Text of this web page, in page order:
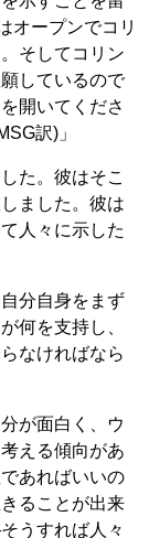
オープンでコリ
そしてコリン
しているので
開いてくださ
訳)」
た。彼はそこ
ました。彼は
人々に示した
分自身をまず
何を支持し、
なければなら
が面白く、ウ
える傾向があ
あればいいの
ることが出来
うすれば人々